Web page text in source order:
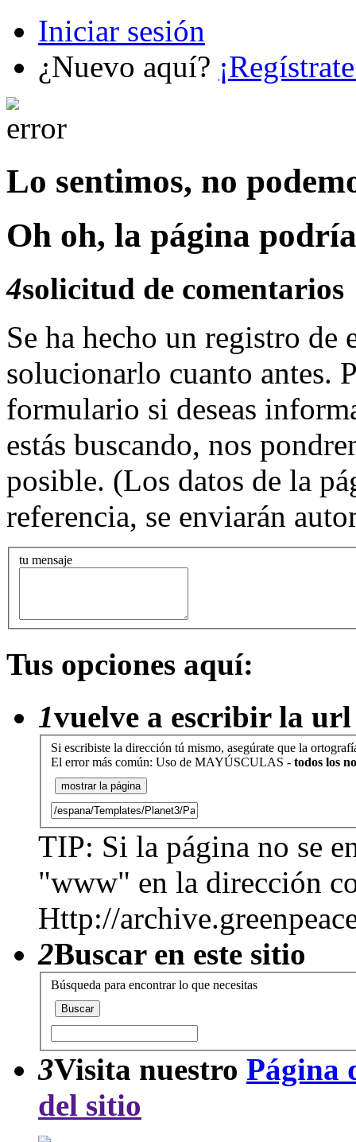
Iniciar sesión
¿Nuevo aquí?
Lo sentimos, no
Oh oh, la página
4solicitud de comentarios
Se ha hecho un registro de
solucionarlo cuanto antes.
formulario si deseas
estás buscando, nos
posible. (Los datos de la
referencia, se enviarán
tu mensaje
Tus opciones aquí:
1vuelve a escribir la url
Si escribiste la dirección tú mismo, asegúrate que la
El error más común: Uso de MAYÚSCULAS - todos los
TIP: Si la página no se
"www" en la dirección
Http://
2Buscar en este sitio
Búsqueda para encontrar lo que necesitas
3Visita nuestro Página
del sitio